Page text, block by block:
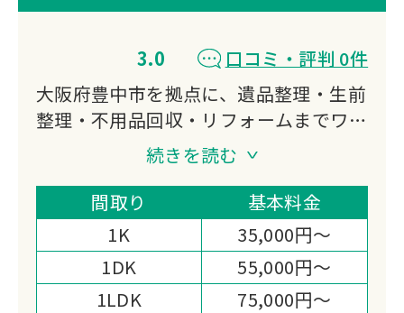
3.0
口コミ・評判 0件
大阪府豊中市を拠点に、遺品整理・生前
整理・不用品回収・リフォームまでワン
ストップで対応。
軽トラから2tトラックまで選べる積み放
題パックで追加料金の心配がありませ
ん。
買取対応や女性スタッフの配置など、柔
軟な対応が強みです。
続きを読む
間取り
基本料金
1K
35,000円～
1DK
55,000円～
1LDK
75,000円～